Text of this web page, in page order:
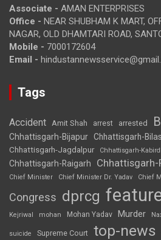
Associate - AMAN ENTERPRISES
Office - NEAR SHUBHAM K MART,
NAGAR, OLD DHAMTARI ROAD,
Mobile - 7000172604
Email -
Tags
Accident Amit Shah arrest arrested
Chhattisgarh-Bijapur Chhattisgarh-
Chhattisgarh-Jagdalpur Chhattisgarh-
Chhattisgarh-Raigarh Chhattisgarh-
Chief Minister
Chief Minister Dr. Yadav Chief
Congress dprcg
Kejriwal mohan Mohan Yadav Murder
suicide Supreme Court top-news